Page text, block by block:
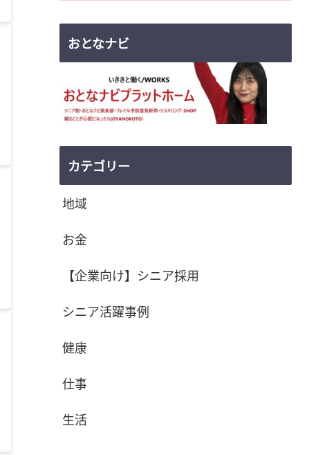
おとなナビ
カテゴリー
地域
お金
【企業向け】シニア採用
シニア活躍事例
健康
仕事
生活